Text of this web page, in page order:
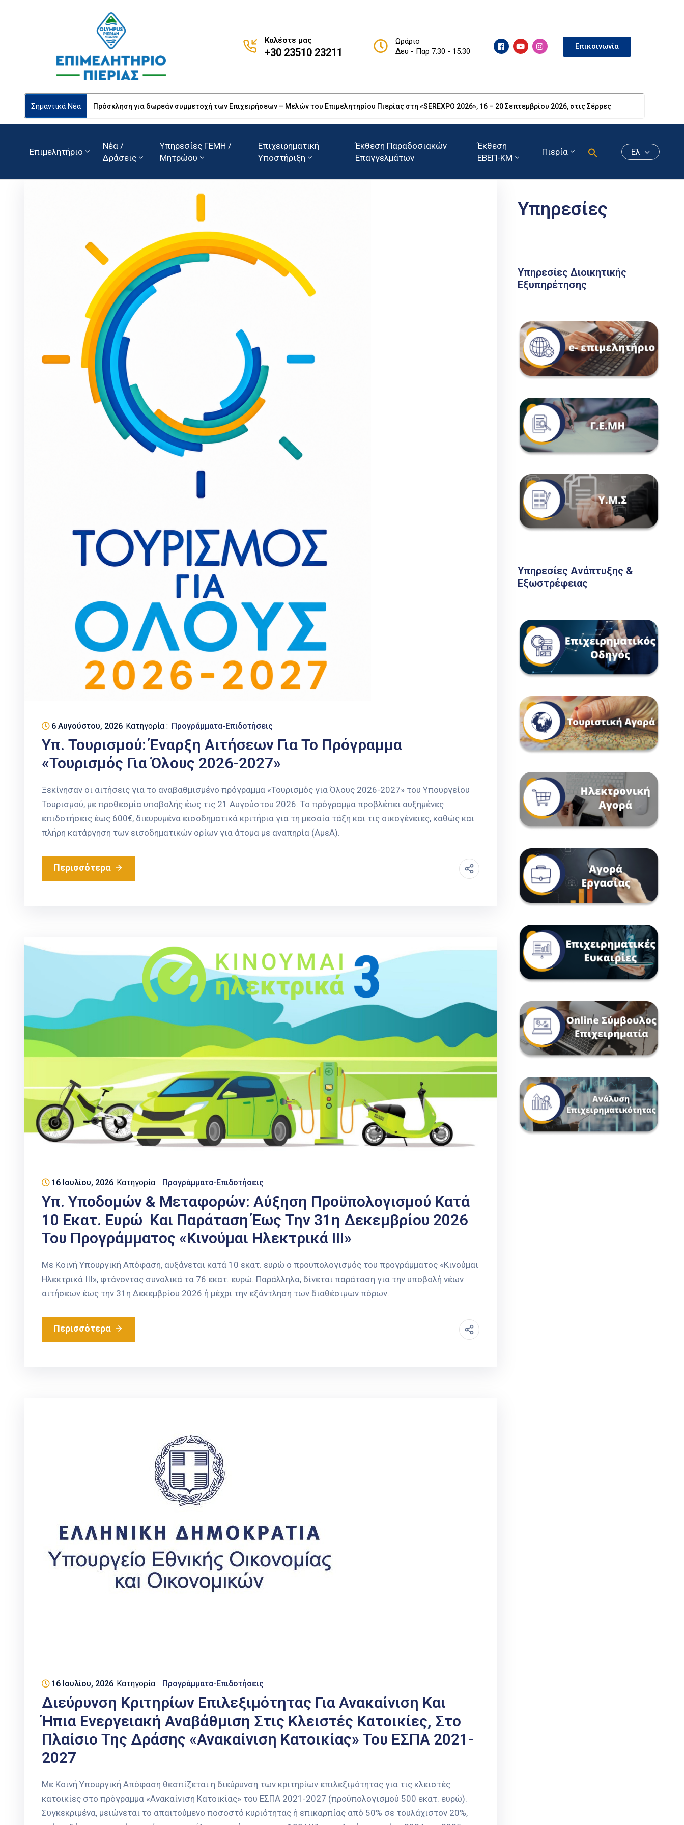
Καλέστε μας
+30 23510 23211
Ωράριο
Δευ - Παρ 7.30 - 15.30
Επικοινωνία
Σημαντικά Νέα Πρόσκληση για δωρεάν συμμετοχή των Επιχειρήσεων – Μελών του Επιμελητηρίου Πιερίας στη «SEREXPO 2026», 16 – 20 Σεπτεμβρίου 2026, στις Σέρρες
Επιμελητήριο
Νέα /
Δράσεις
Υπηρεσίες ΓΕΜΗ /
Μητρώου
Επιχειρηματική
Υποστήριξη
Έκθεση Παραδοσιακών
Επαγγελμάτων
Έκθεση
ΕΒΕΠ-ΚΜ
Πιερία Ελ
6 Αυγούστου, 2026 Κατηγορία : Προγράμματα-Επιδοτήσεις
Υπ. Τουρισμού: Έναρξη Αιτήσεων Για Το Πρόγραμμα
«Τουρισμός Για Όλους 2026-2027»
Ξεκίνησαν οι αιτήσεις για το αναβαθμισμένο πρόγραμμα «Τουρισμός για Όλους 2026-2027» του Υπουργείου
Τουρισμού, με προθεσμία υποβολής έως τις 21 Αυγούστου 2026. Το πρόγραμμα προβλέπει αυξημένες
επιδοτήσεις έως 600€, διευρυμένα εισοδηματικά κριτήρια για τη μεσαία τάξη και τις οικογένειες, καθώς και
πλήρη κατάργηση των εισοδηματικών ορίων για άτομα με αναπηρία (ΑμεΑ).
Περισσότερα
16 Ιουλίου, 2026 Κατηγορία : Προγράμματα-Επιδοτήσεις
Υπ. Υποδομών & Μεταφορών: Αύξηση Προϋπολογισμού Κατά
10 Εκατ. Ευρώ Και Παράταση Έως Την 31η Δεκεμβρίου 2026
Του Προγράμματος «Κινούμαι Ηλεκτρικά ΙΙΙ»
Με Κοινή Υπουργική Απόφαση, αυξάνεται κατά 10 εκατ. ευρώ ο προϋπολογισμός του προγράμματος «Κινούμαι
Ηλεκτρικά ΙΙΙ», φτάνοντας συνολικά τα 76 εκατ. ευρώ. Παράλληλα, δίνεται παράταση για την υποβολή νέων
αιτήσεων έως την 31η Δεκεμβρίου 2026 ή μέχρι την εξάντληση των διαθέσιμων πόρων.
Περισσότερα
16 Ιουλίου, 2026 Κατηγορία : Προγράμματα-Επιδοτήσεις
Διεύρυνση Κριτηρίων Επιλεξιμότητας Για Ανακαίνιση Και
Ήπια Ενεργειακή Αναβάθμιση Στις Κλειστές Κατοικίες, Στο
Πλαίσιο Της Δράσης «Ανακαίνιση Κατοικίας» Του ΕΣΠΑ 2021-
2027
Με Κοινή Υπουργική Απόφαση θεσπίζεται η διεύρυνση των κριτηρίων επιλεξιμότητας για τις κλειστές
κατοικίες στο πρόγραμμα «Ανακαίνιση Κατοικίας» του ΕΣΠΑ 2021-2027 (προϋπολογισμού 500 εκατ. ευρώ).
Συγκεκριμένα, μειώνεται το απαιτούμενο ποσοστό κυριότητας ή επικαρπίας από 50% σε τουλάχιστον 20%,
Υπηρεσίες
Υπηρεσίες Διοικητικής
Εξυπηρέτησης
Υπηρεσίες Ανάπτυξης &
Εξωστρέφειας